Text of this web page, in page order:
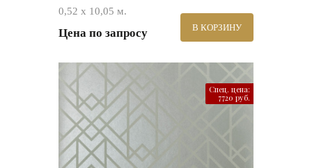
0,52 х 10,05 м.
Цена по запросу В КОРЗИНУ
Спец. цена:
7720 руб.